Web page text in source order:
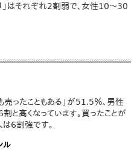
」はそれぞれ2割弱で、女性10～30
ったこともある」が51.5％、男性
高くなっています。買ったことが
6割強です。
ル